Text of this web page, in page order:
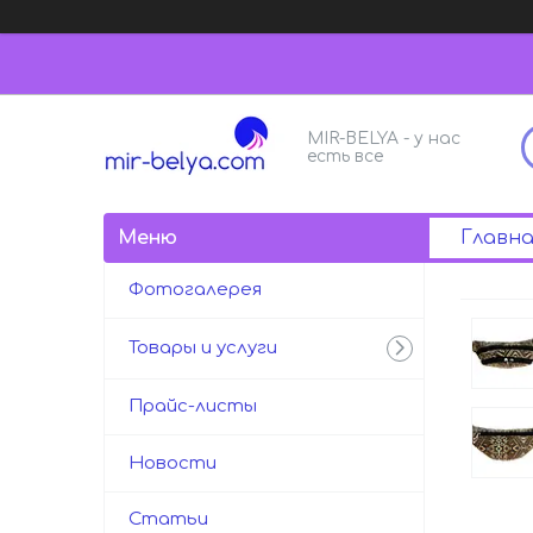
MIR-BELYA - у нас
есть все
Фотогалерея
Товары и услуги
Прайс-листы
Новости
Статьи